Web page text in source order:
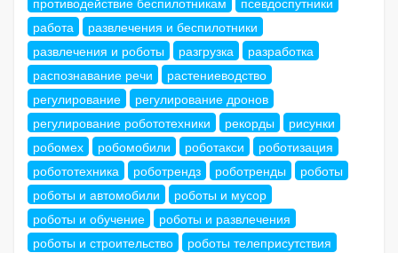
работа
развлечения и беспилотники
развлечения и роботы
разгрузка
разработка
распознавание речи
растениеводство
регулирование
регулирование дронов
регулирование робототехники
рекорды
рисунки
робомех
робомобили роботакси
роботизация
робототехника
роботрендз роботренды
роботы
роботы и автомобили
роботы и мусор
роботы и обучение
роботы и развлечения
роботы и строительство
роботы телеприсутствия